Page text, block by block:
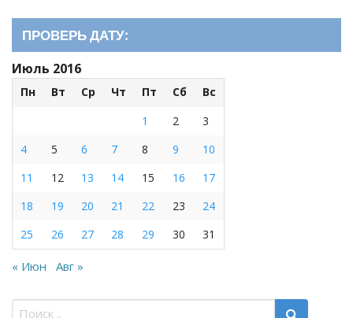
ПРОВЕРЬ ДАТУ:
Июль 2016
Пн Вт Ср Чт Пт Сб
Вс
1
2
3
4
5 6 7 8 9
10
11
12 13 14 15 16
17
18
19 20 21 22 23
24
25
26 27 28 29 30 31
« Июн Авг »